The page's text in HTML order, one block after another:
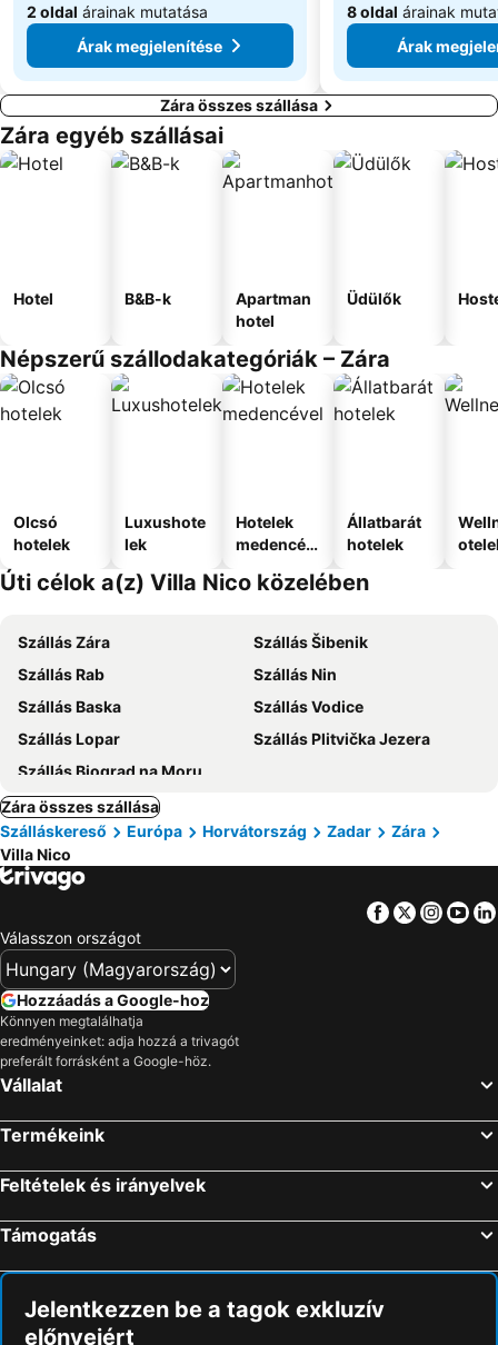
2 oldal árainak mutatása
Árak megjelenítése
8 oldal árainak
Árak
Zára összes szállása
Zára egyéb szállásai
Hotel B&B-k
Apartman
hotel
Üdülők
Népszerű szállodakategóriák – Zára
Olcsó
hotelek
Luxushote
lek
Hotelek
medencév
Állatbarát
hotelek
Úti célok a(z) Villa Nico közelében
Szállás Zára
Szállás Šibenik
Szállás Rab
Szállás Nin
Szállás Baska
Szállás Vodice
Szállás Lopar
Szállás Plitvička Jezera
Szállás Biograd na Moru
Zára összes szállása
Szálláskereső
Európa Horvátország Zadar
Zára
Villa Nico
Facebook
Twitter
Válasszon országot
Hozzáadás a Google-hoz
Könnyen megtalálhatja
eredményeinket: adja hozzá a trivagót
preferált forrásként a Google-höz.
Vállalat
Termékeink
Feltételek és irányelvek
Támogatás
Jelentkezzen be a tagok exkluzív
előnyeiért